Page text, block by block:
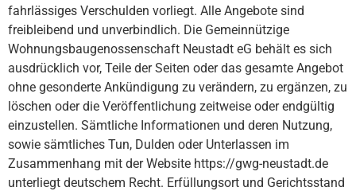
fahrlässiges Verschulden vorliegt. Alle Angebote sind
freibleibend und unverbindlich. Die Gemeinnützige
Wohnungsbaugenossenschaft Neustadt eG behält es sich
ausdrücklich vor, Teile der Seiten oder das gesamte Angebot
ohne gesonderte Ankündigung zu verändern, zu ergänzen, zu
löschen oder die Veröffentlichung zeitweise oder endgültig
einzustellen. Sämtliche Informationen und deren Nutzung,
sowie sämtliches Tun, Dulden oder Unterlassen im
Zusammenhang mit der Website https://gwg-neustadt.de
unterliegt deutschem Recht. Erfüllungsort und Gerichtsstand